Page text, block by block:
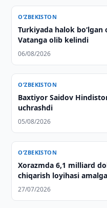
O‘ZBEKISTON
Turkiyada halok
Vatanga olib kelindi
06/08/2026
O‘ZBEKISTON
Baxtiyor Saidov
uchrashdi
05/08/2026
O‘ZBEKISTON
Xorazmda 6,1 milliard
chiqarish loyihasi
27/07/2026